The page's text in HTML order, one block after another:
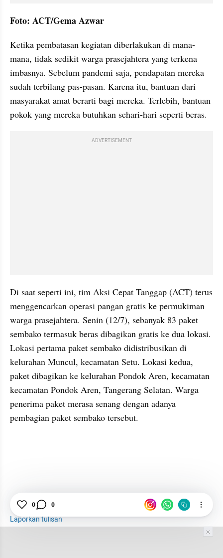
Foto: ACT/Gema Azwar
Ketika pembatasan kegiatan diberlakukan di mana-
mana, tidak sedikit warga prasejahtera yang terkena
imbasnya. Sebelum pandemi saja, pendapatan mereka
sudah terbilang pas-pasan. Karena itu, bantuan dari
masyarakat amat berarti bagi mereka. Terlebih, bantuan
pokok yang mereka butuhkan sehari-hari seperti beras.
ADVERTISEMENT
Di saat seperti ini, tim Aksi Cepat Tanggap (ACT) terus
menggencarkan operasi pangan gratis ke permukiman
warga prasejahtera. Senin (12/7), sebanyak 83 paket
sembako termasuk beras dibagikan gratis ke dua lokasi.
Lokasi pertama paket sembako didistribusikan di
kelurahan Muncul, kecamatan Setu. Lokasi kedua,
paket dibagikan ke kelurahan Pondok Aren, kecamatan
kecamatan Pondok Aren, Tangerang Selatan. Warga
penerima paket merasa senang dengan adanya
pembagian paket sembako tersebut.
Virus Corona di Indonesia
Pandemi
Laporkan tulisan
0 0